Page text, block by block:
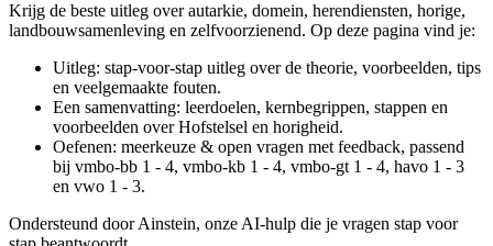
Krijg de beste uitleg over autarkie, domein, herendiensten, horige,
landbouwsamenleving en zelfvoorzienend. Op deze pagina vind je:
Uitleg: stap-voor-stap uitleg over de theorie, voorbeelden, tips
en veelgemaakte fouten.
Een samenvatting: leerdoelen, kernbegrippen, stappen en
voorbeelden overHofstelsel en horigheid.
Oefenen: meerkeuze & open vragen met feedback, passend
bij vmbo-bb 1 - 4, vmbo-kb 1 - 4, vmbo-gt 1 - 4, havo 1 - 3
en vwo 1 - 3.
Ondersteund door Ainstein, onze AI-hulp die je vragen stap voor